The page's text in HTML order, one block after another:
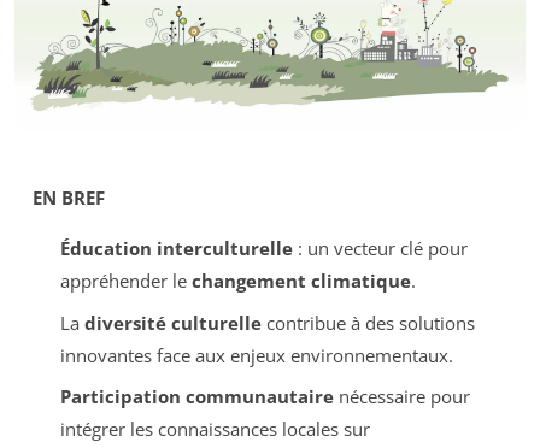
EN BREF
Éducation interculturelle: un vecteur clé pour
appréhender le changement climatique.
La diversité culturellecontribue à des solutions
innovantes face aux enjeux environnementaux.
Participation communautairenécessaire pour
intégrer les connaissances locales sur